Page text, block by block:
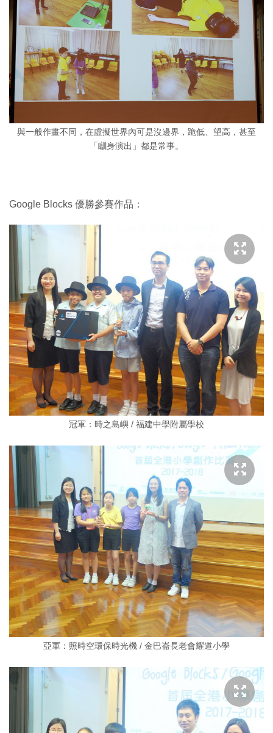
與一般作畫不同，在虛擬世界內可是沒邊界，跪低、望高，甚至
「瞓身演出」都是常事。
Google Blocks 優勝參賽作品：
冠軍：時之島嶼 / 福建中學附屬學校
亞軍：照時空環保時光機 / 金巴崙長老會耀道小學